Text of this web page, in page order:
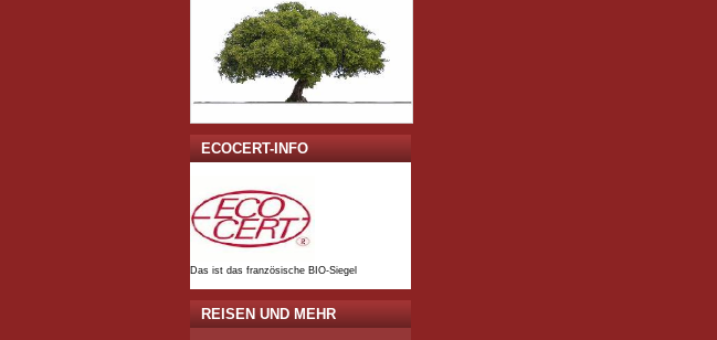
ECOCERT-INFO
Das ist das französische BIO-Siegel
REISEN UND MEHR